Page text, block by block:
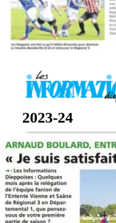
2023-24